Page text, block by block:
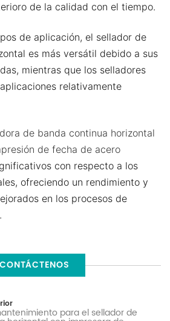
de la calidad con el tiempo.
de aplicación, el sellador de
es más versátil debido a sus
mientras que los selladores
relativamente
de banda continua horizontal
de fecha de acero
con respecto a los
ofreciendo un rendimiento y
en los procesos de
CONTÁCTENOS
para el sellador de